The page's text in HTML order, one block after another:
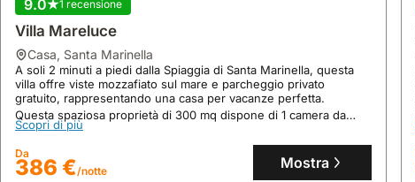
9.0 1 recensione
Villa Mareluce
casa, Santa Marinella
A soli 2 minuti a piedi dalla Spiaggia di Santa Marinella, questa
villa offre viste mozzafiato sul mare e parcheggio privato
gratuito, rappresentando una casa per vacanze perfetta.
Questa spaziosa proprietà di 300 mq dispone di 1 camera da
letto, 4 bagni e può ospitare fino a 19 persone, con una cucina
completamente attrezzata e un giardino incantevole.
Scopri di più
Da
386 €/notte Mostra